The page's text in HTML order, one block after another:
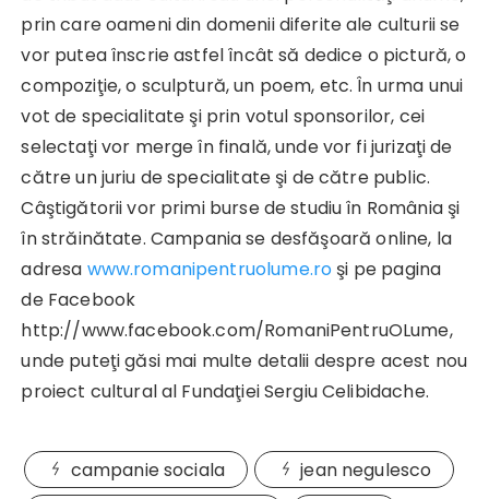
prin care oameni din domenii diferite ale culturii se
vor putea înscrie astfel încât să dedice o pictură, o
compoziţie, o sculptură, un poem, etc. În urma unui
vot de specialitate şi prin votul sponsorilor, cei
selectaţi vor merge în finală, unde vor fi jurizaţi de
către un juriu de specialitate şi de către public.
Câştigătorii vor primi burse de studiu în România şi
în străinătate. Campania se desfăşoară online, la
adresa www.romanipentruolume.ro şi pe pagina
de Facebook
http://www.facebook.com/RomaniPentruOLume,
unde puteţi găsi mai multe detalii despre acest nou
proiect cultural al Fundaţiei Sergiu Celibidache.
campanie sociala
jean negulesco